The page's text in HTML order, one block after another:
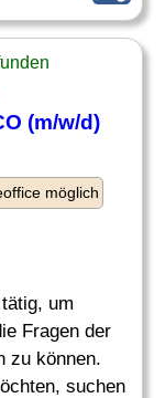
(m/w/d)
möglich
um
Fragen der
zu können.
suchen